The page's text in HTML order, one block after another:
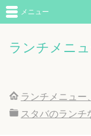
ランチメニ
メニュー
ランチメニュー
スタバのランチ